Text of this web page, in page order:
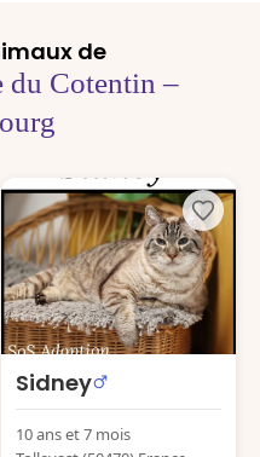
de
du Cotentin –
Sidney
10 ans et 7 mois